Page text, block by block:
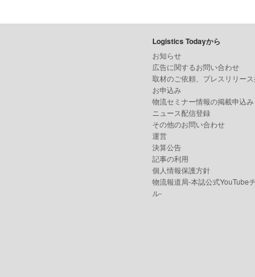
Logistics Todayから
お知らせ
広告に関するお問い合わせ
取材のご依頼、プレスリリー
お申込み
物流セミナー情報の掲載申込み
ニュース配信登録
その他のお問い合わせ
運営
決算公告
記事の利用
個人情報保護方針
物流報道局-本誌公式YouTube
ル-